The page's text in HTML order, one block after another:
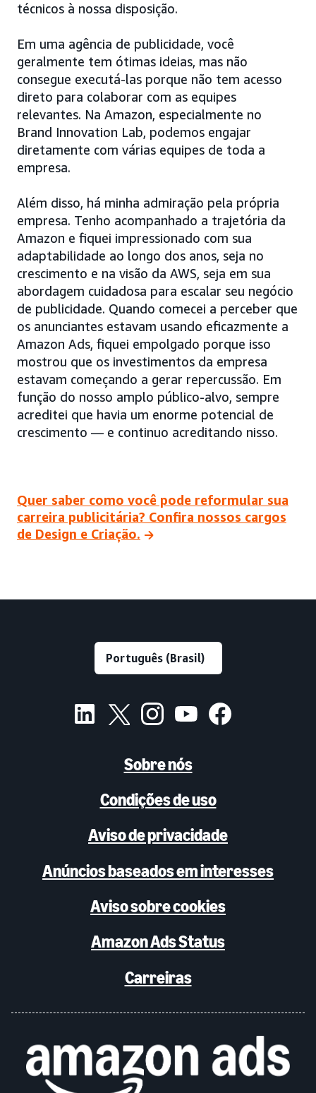
técnicos à nossa disposição.
Em uma agência de publicidade, você
geralmente tem ótimas ideias, mas não
consegue executá-las porque não tem acesso
direto para colaborar com as equipes
relevantes. Na Amazon, especialmente no
Brand Innovation Lab, podemos engajar
diretamente com várias equipes de toda a
empresa.
Além disso, há minha admiração pela própria
empresa. Tenho acompanhado a trajetória da
Amazon e fiquei impressionado com sua
adaptabilidade ao longo dos anos, seja no
crescimento e na visão da AWS, seja em sua
abordagem cuidadosa para escalar seu negócio
de publicidade. Quando comecei a perceber que
os anunciantes estavam usando eficazmente a
Amazon Ads, fiquei empolgado porque isso
mostrou que os investimentos da empresa
estavam começando a gerar repercussão. Em
função do nosso amplo público-alvo, sempre
acreditei que havia um enorme potencial de
crescimento — e continuo acreditando nisso.
Quer saber como você pode reformular sua
carreira publicitária? Confira nossos cargos
de Design e Criação.
Sobre nós
Condições de uso
Aviso de privacidade
Anúncios baseados em interesses
Aviso sobre cookies
Amazon Ads Status
Carreiras